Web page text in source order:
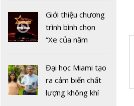
năm 2022
Giới thiệu chương
trình bình chọn
“Xe của năm
Đại học Miami tạo
ra cảm biến chất
lượng không khí